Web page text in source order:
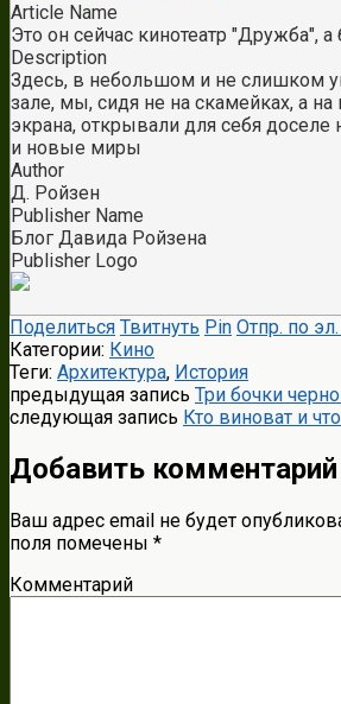
Article Name
Это он сейчас кинотеатр "Дружба",
Description
Здесь, в небольшом и не слишком
зале, мы, сидя не на скамейках, а на
экрана, открывали для себя
и новые миры
Author
Д. Ройзен
Publisher Name
Блог Давида Ройзена
Publisher Logo
Поделиться Твитнуть Pin Отпр. по
Категории: Кино
Теги: Архитектура, История
предыдущая запись Три бочки
следующая запись Кто виноват и
Добавить комментарий
Ваш адрес email не будет
поля помечены *
Комментарий